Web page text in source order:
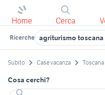
Home Cerca
Ricerche agriturismo toscana
Subito Case vacanza Toscana
Cosa cerchi?